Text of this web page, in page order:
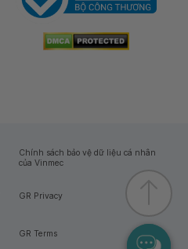
Chính sách bảo vệ dữ liệu cá nhân
của Vinmec
GR Privacy
GR Terms